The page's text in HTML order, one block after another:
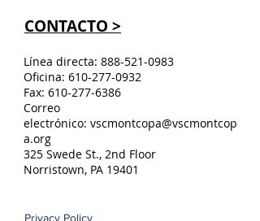
CONTACTO >
Línea directa: 888-521-0983
Oficina: 610-277-0932
Fax: 610-277-6386
Correo
electrónico: vscmontcopa@vscmontcop
a.org
325 Swede St., 2nd Floor
Norristown, PA 19401
Privacy Policy